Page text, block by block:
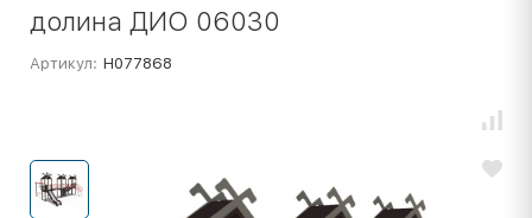
долина ДИО 06030
Артикул: Н077868